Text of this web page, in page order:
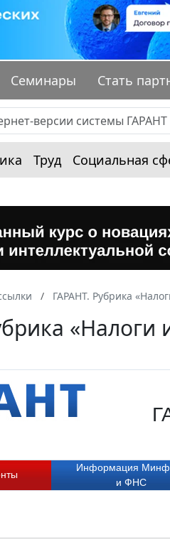
Семинары Стать
Труд Социальная
ГАРАНТ. Рубрика
«Налоги
Информация
и ФНС